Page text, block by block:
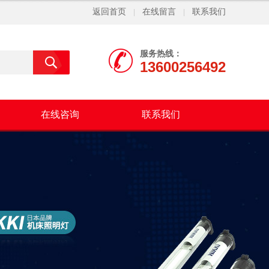
返回首页 在线留言 联系我们
服务热线：
13600256492
在线咨询 联系我们